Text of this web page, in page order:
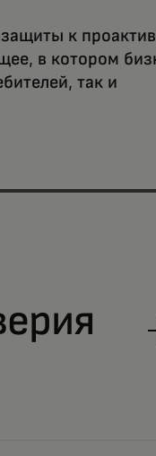
к
в котором
так и